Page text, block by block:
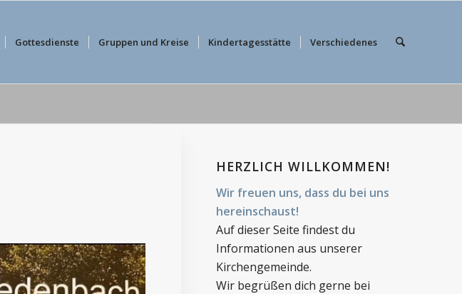
Gottesdienste Gruppen und Kreise Kindertagesstätte Verschiedenes
HERZLICH WILLKOMMEN!
Wir freuen uns, dass du bei uns
hereinschaust!
Auf dieser Seite findest du
Informationen aus unserer
Kirchengemeinde.
Wir begrüßen dich gerne bei